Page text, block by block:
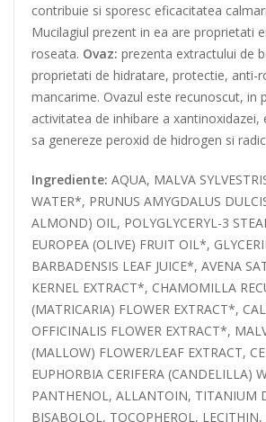
contribuie si sporesc eficacitatea
Mucilagiul prezent in ea are proprietati
roseata. Ovaz: prezenta extractului de
proprietati de hidratare, protectie, anti-
mancarime. Ovazul este recunoscut, in
activitatea de inhibare a xantinoxidazei,
sa genereze peroxid de hidrogen si
Ingrediente: AQUA, MALVA
WATER*, PRUNUS AMYGDALUS
ALMOND) OIL, POLYGLYCERYL-3
EUROPEA (OLIVE) FRUIT OIL*,
BARBADENSIS LEAF JUICE*, AVENA
KERNEL EXTRACT*, CHAMOMILLA
(MATRICARIA) FLOWER EXTRACT*,
OFFICINALIS FLOWER EXTRACT*,
(MALLOW) FLOWER/LEAF EXTRACT,
EUPHORBIA CERIFERA (CANDELILLA)
PANTHENOL, ALLANTOIN, TITANIUM
BISABOLOL, TOCOPHEROL, LECITHIN,